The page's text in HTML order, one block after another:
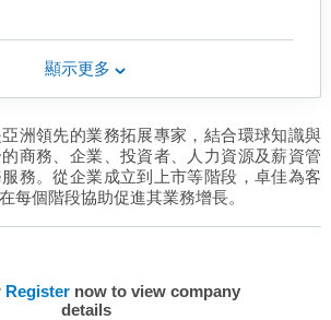
顯示更多
洲領先的業務拓展專家，結合環球知識與
商務、企業、投資者、人力資源及薪資管
務。從企業成立到上市等階段，卓佳為客
每個階段協助促進其業務增長。
Register now to view company
details